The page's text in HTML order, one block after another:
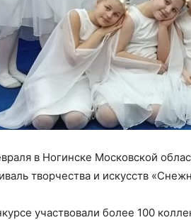
в Ногинске Московской
творчества и искусств
участвовали более 100